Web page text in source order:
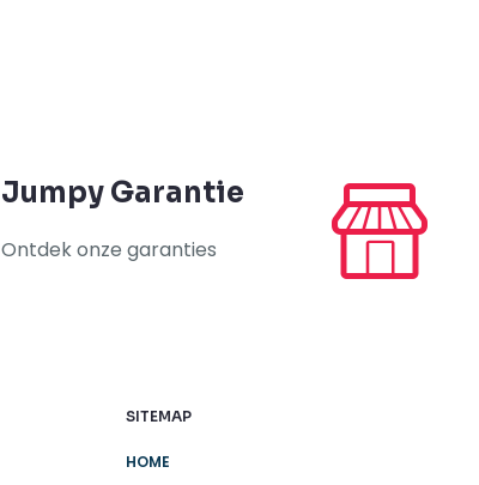
Jumpy Garantie
Ontdek onze garanties
SITEMAP
HOME